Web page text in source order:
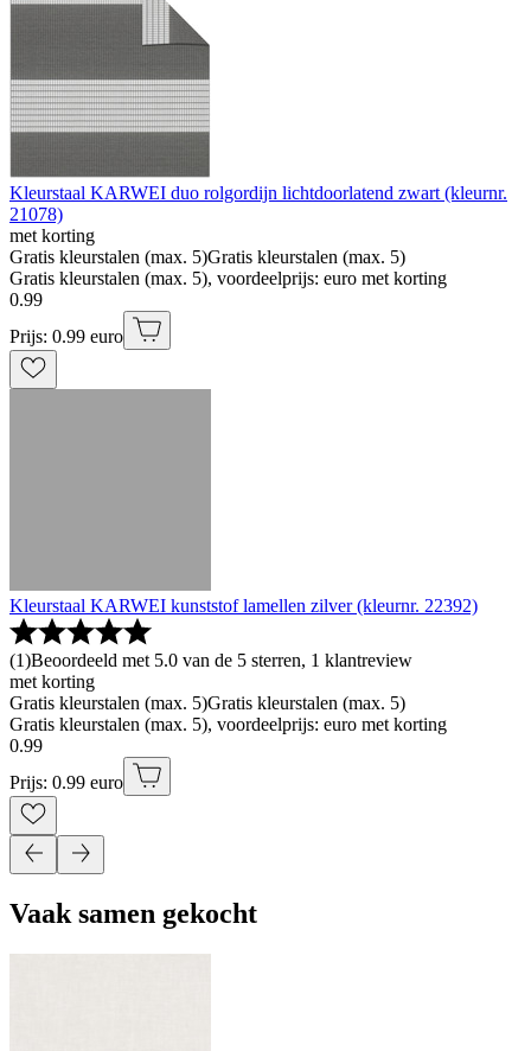
Kleurstaal KARWEI duo rolgordijn lichtdoorlatend zwart (kleurnr.
21078)
met korting
Gratis kleurstalen (max. 5)Gratis kleurstalen (max. 5)
Gratis kleurstalen (max. 5), voordeelprijs: euro met korting
0.99
Prijs: 0.99 euro
Kleurstaal KARWEI kunststof lamellen zilver (kleurnr. 22392)
(1)Beoordeeld met 5.0 van de 5 sterren, 1 klantreview
met korting
Gratis kleurstalen (max. 5)Gratis kleurstalen (max. 5)
Gratis kleurstalen (max. 5), voordeelprijs: euro met korting
0.99
Prijs: 0.99 euro
Vaak samen gekocht